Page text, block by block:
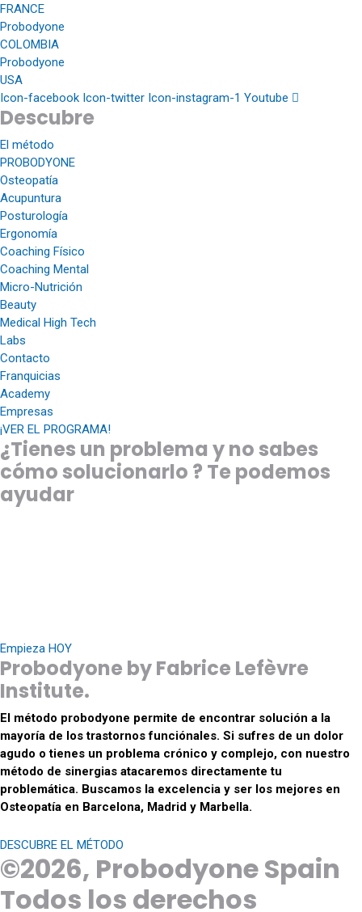
FRANCE
Probodyone
COLOMBIA
Probodyone
USA
Icon-facebook Icon-twitter Icon-instagram-1 Youtube
Descubre
El método
PROBODYONE
Osteopatía
Acupuntura
Posturología
Ergonomía
Coaching Físico
Coaching Mental
Micro-Nutrición
Beauty
Medical High Tech
Labs
Contacto
Franquicias
Academy
Empresas
¡VER EL PROGRAMA!
¿Tienes un problema y no sabes
cómo solucionarlo ? Te podemos
ayudar
Empieza HOY
Probodyone by Fabrice Lefèvre
Institute.
El método probodyone permite de encontrar solución a la
mayoría de los trastornos funciónales. Si sufres de un dolor
agudo o tienes un problema crónico y complejo, con nuestro
método de sinergias atacaremos directamente tu
problemática. Buscamos la excelencia y ser los mejores en
Osteopatía en Barcelona, Madrid y Marbella.
DESCUBRE EL MÉTODO
©2026, Probodyone Spain
Todos los derechos